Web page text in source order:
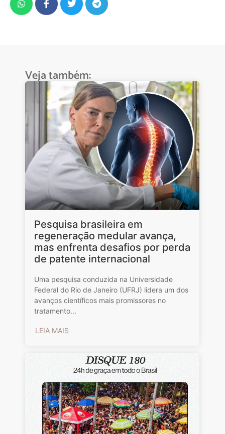
Veja também:
Pesquisa brasileira em
regeneração medular avança,
mas enfrenta desafios por perda
de patente internacional
Uma pesquisa conduzida na Universidade
Federal do Rio de Janeiro (UFRJ) lidera um dos
avanços científicos mais promissores no
tratamento...
LEIA MAIS